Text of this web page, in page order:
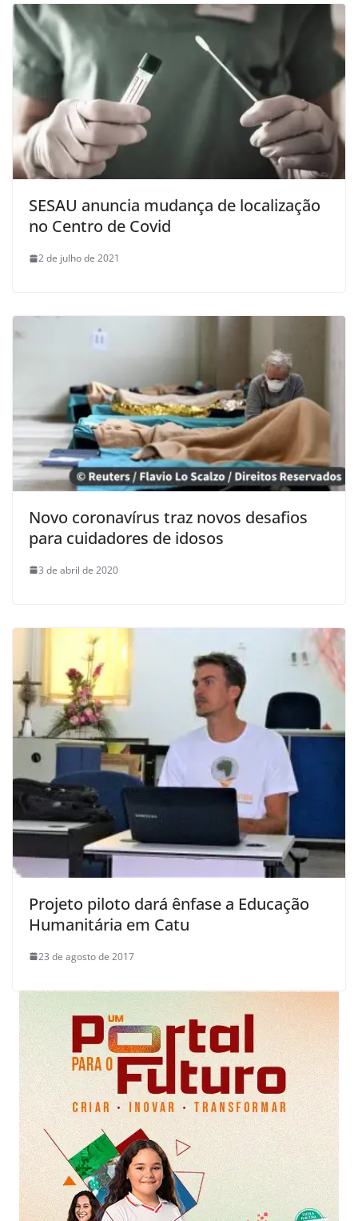
SESAU anuncia mudança de localização
no Centro de Covid
2 de julho de 2021
Novo coronavírus traz novos desafios
para cuidadores de idosos
3 de abril de 2020
Projeto piloto dará ênfase a Educação
Humanitária em Catu
23 de agosto de 2017